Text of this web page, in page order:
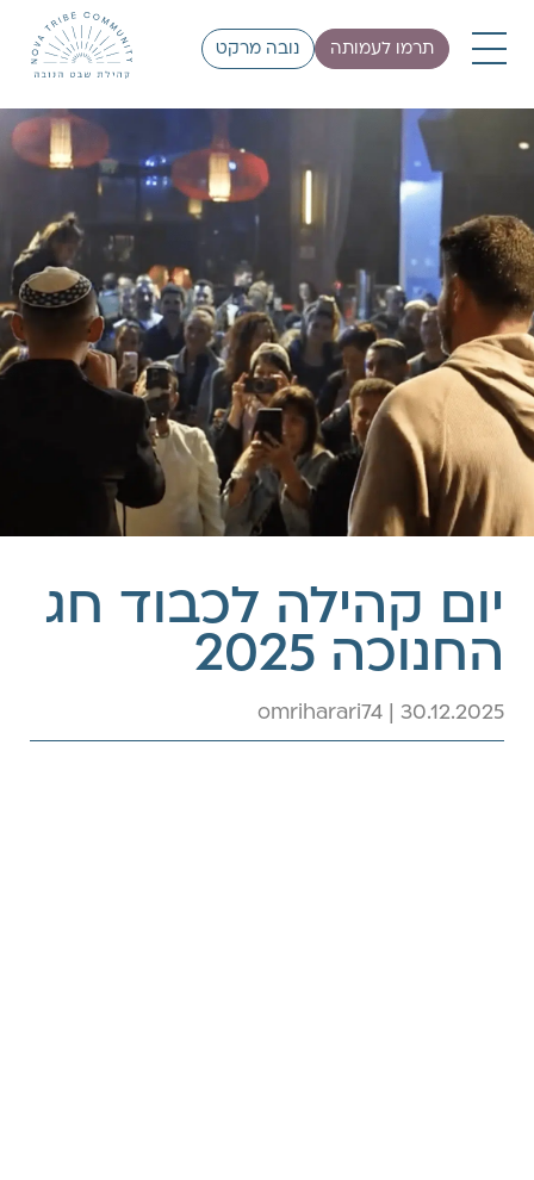
תרמו לעמותה נובה מרקט
יום קהילה לכבוד חג
החנוכה 2025
omriharari74 | 30.12.2025